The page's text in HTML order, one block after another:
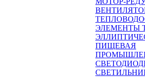
ЭЛЕМЕНТЫ
ПИЩЕВАЯ